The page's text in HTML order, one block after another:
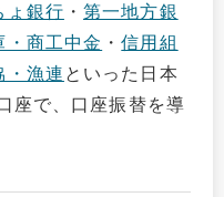
ょ銀行 ・第一地方銀
・商工中金 ・信用組
・漁連 といった日本
座で、口座振替を導